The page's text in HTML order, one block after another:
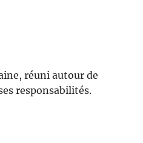
réuni autour de
responsabilités.